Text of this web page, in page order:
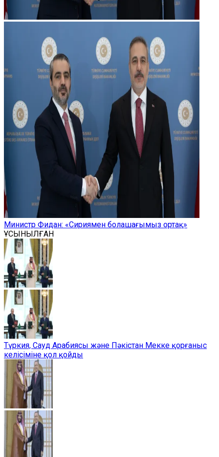
Министр Фидан: «Сириямен болашағымыз ортақ»
ҰСЫНЫЛҒАН
Түркия, Сауд Арабиясы және Пәкістан Мекке қорғаныс
келісіміне қол қойды